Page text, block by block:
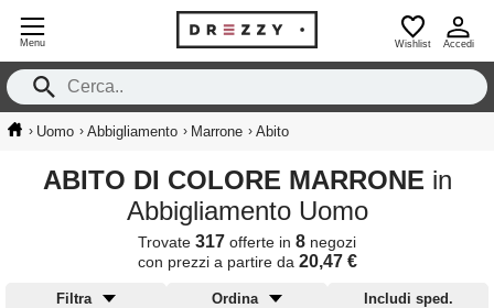
Menu Wishlist Accedi
› Uomo › Abbigliamento › Marrone › Abito
ABITO DI COLORE MARRONE in
Abbigliamento Uomo
Trovate 317 offerte in 8 negozi
con prezzi a partire da 20,47 €
Filtra
Ordina
Includi sped.